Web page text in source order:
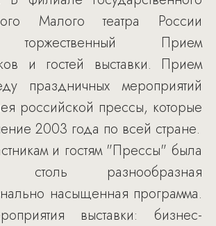
Малого театра России
торжественный Прием
и гостей выставки. Прием
праздничных мероприятий
российской прессы, которые
2003 года по всей стране.
и гостям "Прессы" была
столь разнообразная
насыщенная программа.
выставки: бизнес-